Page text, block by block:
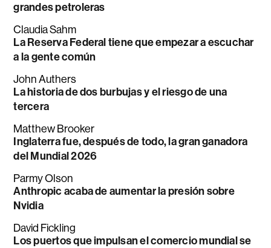
grandes petroleras
Claudia Sahm
La Reserva Federal tiene que empezar a escuchar
a la gente común
John Authers
La historia de dos burbujas y el riesgo de una
tercera
Matthew Brooker
Inglaterra fue, después de todo, la gran ganadora
del Mundial 2026
Parmy Olson
Anthropic acaba de aumentar la presión sobre
Nvidia
David Fickling
Los puertos que impulsan el comercio mundial se